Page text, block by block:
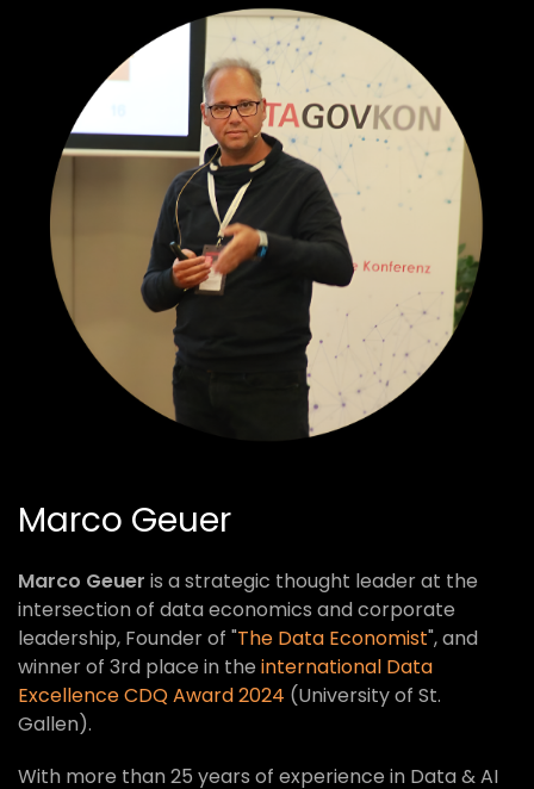
Marco Geuer
Marco Geuer is a strategic thought leader at the
intersection of data economics and corporate
leadership, Founder of "The Data Economist", and
winner of 3rd place in the international Data
Excellence CDQ Award 2024 (University of St.
Gallen).
With more than 25 years of experience in Data & AI